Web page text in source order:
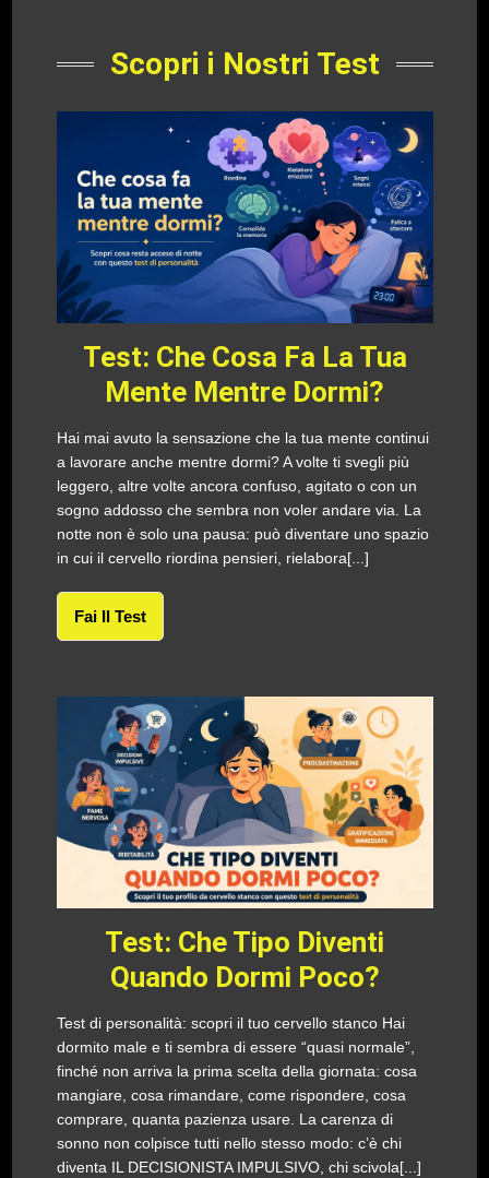
Scopri i Nostri Test
Test: Che Cosa Fa La Tua
Mente Mentre Dormi?
Hai mai avuto la sensazione che la tua mente continui
a lavorare anche mentre dormi? A volte ti svegli più
leggero, altre volte ancora confuso, agitato o con un
sogno addosso che sembra non voler andare via. La
notte non è solo una pausa: può diventare uno spazio
in cui il cervello riordina pensieri, rielabora[...]
Fai Il Test
Test: Che Tipo Diventi
Quando Dormi Poco?
Test di personalità: scopri il tuo cervello stanco Hai
dormito male e ti sembra di essere “quasi normale”,
finché non arriva la prima scelta della giornata: cosa
mangiare, cosa rimandare, come rispondere, cosa
comprare, quanta pazienza usare. La carenza di
sonno non colpisce tutti nello stesso modo: c’è chi
diventa IL DECISIONISTA IMPULSIVO, chi scivola[...]